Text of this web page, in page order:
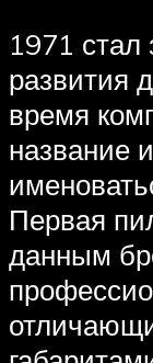
1971
развития
время
название
Первая
данным